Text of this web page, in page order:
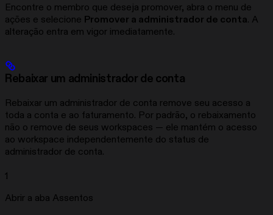
Encontre o membro que deseja promover, abra o menu de
ações e selecione Promover a administrador de conta. A
alteração entra em vigor imediatamente.
Rebaixar um administrador de conta
Rebaixar um administrador de conta remove seu acesso a
toda a conta e ao faturamento. Por padrão, o rebaixamento
não o remove de seus workspaces — ele mantém o acesso
ao workspace independentemente do status de
administrador de conta.
1
Abrir a aba Assentos